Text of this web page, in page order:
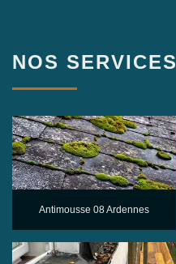
NOS SERVICES
Antimousse 08 Ardennes